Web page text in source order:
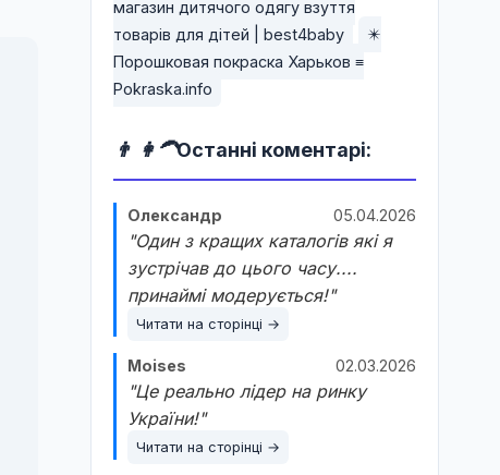
магазин дитячого одягу взуття
товарів для дітей | best4baby
✴️
Порошковая покраска Харьков ≡
Pokraska.info
👨 👩‍🦱Останні коментарі:
Олександр 05.04.2026
"Один з кращих каталогів які я
зустрічав до цього часу....
принаймі модерується!"
Читати на сторінці →
Moises 02.03.2026
"Це реально лідер на ринку
України!"
Читати на сторінці →